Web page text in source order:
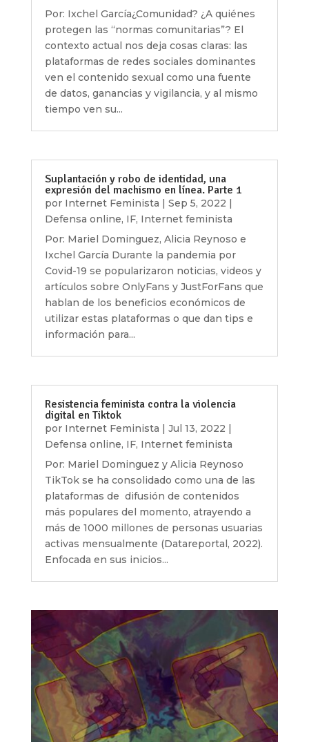
Por: Ixchel García¿Comunidad? ¿A quiénes
protegen las “normas comunitarias”? El
contexto actual nos deja cosas claras: las
plataformas de redes sociales dominantes
ven el contenido sexual como una fuente
de datos, ganancias y vigilancia, y al mismo
tiempo ven su...
Suplantación y robo de identidad, una
expresión del machismo en línea. Parte 1
por Internet Feminista | Sep 5, 2022 |
Defensa online, IF, Internet feminista
Por: Mariel Dominguez, Alicia Reynoso e
Ixchel García Durante la pandemia por
Covid-19 se popularizaron noticias, videos y
artículos sobre OnlyFans y JustForFans que
hablan de los beneficios económicos de
utilizar estas plataformas o que dan tips e
información para...
Resistencia feminista contra la violencia
digital en Tiktok
por Internet Feminista | Jul 13, 2022 |
Defensa online, IF, Internet feminista
Por: Mariel Dominguez y Alicia Reynoso
TikTok se ha consolidado como una de las
plataformas de difusión de contenidos
más populares del momento, atrayendo a
más de 1000 millones de personas usuarias
activas mensualmente (Datareportal, 2022).
Enfocada en sus inicios...